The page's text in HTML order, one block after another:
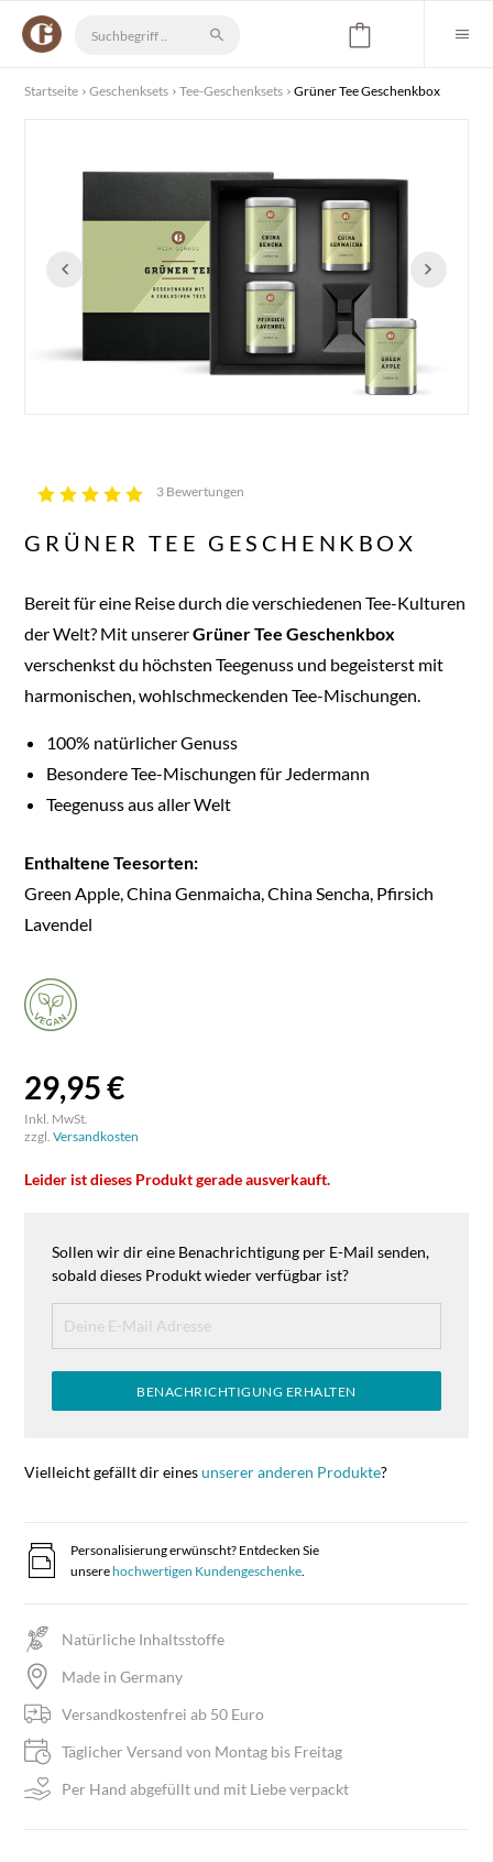
Startseite Geschenksets Tee-Geschenksets Grüner Tee Geschenkbox
3 Bewertungen
GRÜNER TEE GESCHENKBOX
Bereit für eine Reise durch die verschiedenen Tee-Kulturen
der Welt? Mit unsererGrüner Tee Geschenkbox
verschenkst du höchsten Teegenuss und begeisterst mit
harmonischen, wohlschmeckenden Tee-Mischungen.
100% natürlicher Genuss
Besondere Tee-Mischungen für Jedermann
Teegenuss aus aller Welt
Enthaltene Teesorten:
Green Apple, China Genmaicha, China Sencha, Pfirsich
Lavendel
29,95 €
Inkl. MwSt.
zzgl.Versandkosten
Leider ist dieses Produkt gerade ausverkauft.
Sollen wir dir eine Benachrichtigung per E-Mail senden,
sobald dieses Produkt wieder verfügbar ist?
BENACHRICHTIGUNG ERHALTEN
Vielleicht gefällt dir einesunserer anderen Produkte?
Personalisierung erwünscht? Entdecken Sie
unserehochwertigen Kundengeschenke.
Natürliche Inhaltsstoffe
Made in Germany
Versandkostenfrei ab 50 Euro
Täglicher Versand von Montag bis Freitag
Per Hand abgefüllt und mit Liebe verpackt